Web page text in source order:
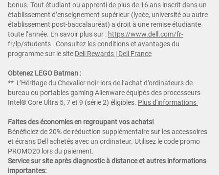
bonus. Tout étudiant ou apprenti de plus de 16 ans inscrit dans un
établissement d’enseignement supérieur (lycée, université ou autre
établissement post-baccalauréat) a droit à une remise étudiante
toute l’année. En savoir plus sur : https://www.dell.com/fr-
fr/lp/students . Consultez les conditions et avantages du
programme sur le site Dell Rewards | Dell France
Obtenez LEGO Batman :
** L’Héritage du Chevalier noir lors de l’achat d’ordinateurs de
bureau ou portables gaming Alienware équipés des processeurs
Intel® Core Ultra 5, 7 et 9 (série 2) éligibles. Plus d'informations
Faites des économies en regroupant vos achats!
Bénéficiez de 20% de réduction supplémentaire sur les accessoires
et écrans Dell achetés avec un ordinateur. Utilisez le code promo
PROMO20 lors du paiement.
Service sur site après diagnostic à distance et autres informations
importantes: